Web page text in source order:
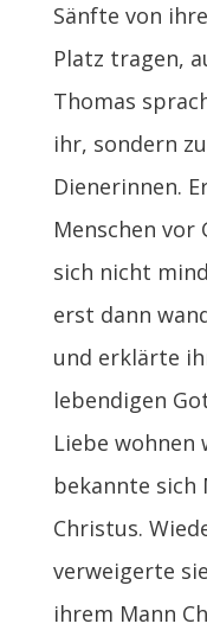
Sänfte von
Platz tragen,
Thomas
ihr, sondern
Dienerinnen.
Menschen vor
sich nicht
erst dann
und erklärte
lebendigen
Liebe wohnen
bekannte sich
Christus.
verweigerte
ihrem Mann